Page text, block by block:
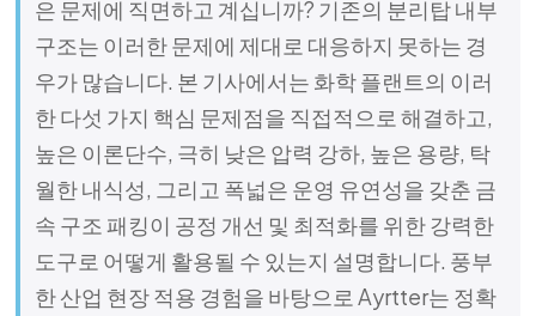
은 문제에 직면하고 계십니까? 기존의 분리탑 내부
구조는 이러한 문제에 제대로 대응하지 못하는 경
우가 많습니다. 본 기사에서는 화학 플랜트의 이러
한 다섯 가지 핵심 문제점을 직접적으로 해결하고,
높은 이론단수, 극히 낮은 압력 강하, 높은 용량, 탁
월한 내식성, 그리고 폭넓은 운영 유연성을 갖춘 금
속 구조 패킹이 공정 개선 및 최적화를 위한 강력한
도구로 어떻게 활용될 수 있는지 설명합니다. 풍부
한 산업 현장 적용 경험을 바탕으로 Ayrtter는 정확